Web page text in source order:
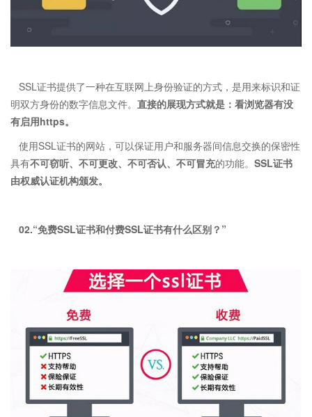
SSL证书提供了一种在互联网上身份验证的方式，是用来标识和证
明双方身份的数字信息文件。 直接的展现方式就是：看浏览器有没
有启用https。
使用SSL证书的网站，可以保证用户和服务器间信息交换的保密性
具有不可窃听、不可更改、不可否认、不可冒充的功能。 SSL证书
由权威认证机构颁发。
02.“免费SSL证书和付费SSL证书有什么区别？”